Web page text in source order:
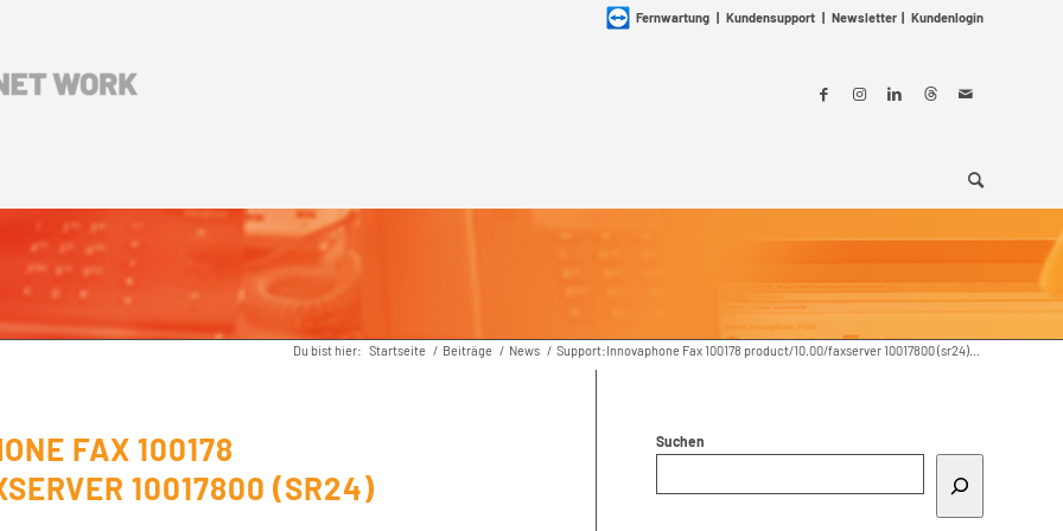
Fernwartung | Kundensupport | Newsletter | Kundenlogin
Du bist hier: Startseite / Beiträge / News / Support:Innovaphone Fax 100178 product/10.00/faxserver 10017800 (sr24)...
FAX 100178
10017800 (SR24)
Suchen